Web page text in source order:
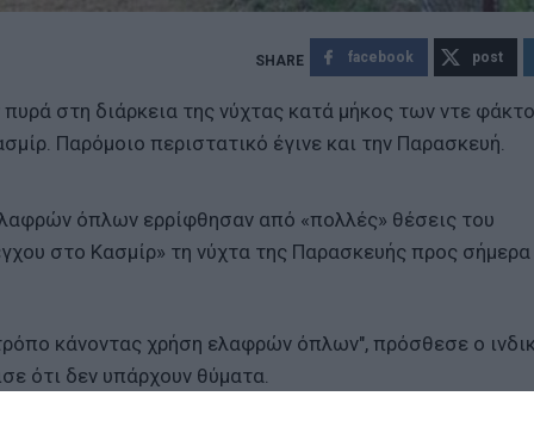
facebook post
πυρά στη διάρκεια της νύχτας κατά μήκος των ντε φάκτο
Παρόμοιο περιστατικό έγινε και την Παρασκευή.
όπλων ερρίφθησαν από «πολλές» θέσεις του
στο Κασμίρ» τη νύχτα της Παρασκευής προς σήμερα
κάνοντας χρήση ελαφρών όπλων", πρόσθεσε ο
ότι δεν υπάρχουν θύματα.